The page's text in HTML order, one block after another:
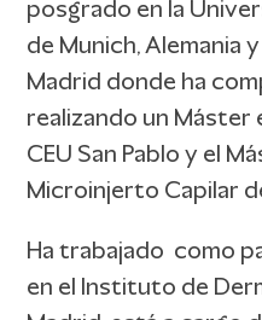
posgrado en la
de Munich, Alemania
Madrid donde ha
realizando un Máster
CEU San Pablo y el
Microinjerto Capilar
Ha trabajado como
en el Instituto de